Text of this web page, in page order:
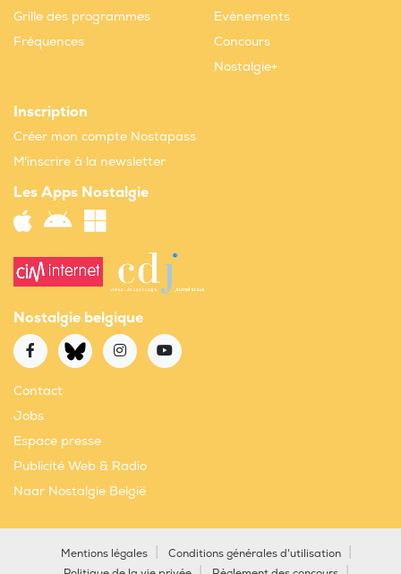
Grille des programmes
Fréquences
Evènements
Concours
Nostalgie+
Inscription
Créer mon compte Nostapass
M'inscrire à la newsletter
Les Apps Nostalgie
Nostalgie belgique
Contact
Jobs
Espace presse
Publicité Web & Radio
Naar Nostalgie België
Mentions légales
Conditions générales d'utilisation